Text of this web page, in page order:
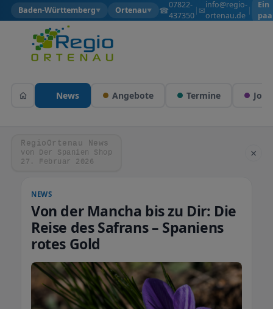
Baden-Württemberg▼ Ortenau▼ ☎07822-
437350
| ✉info@regio-
ortenau.de
|
Ein
News Angebote Termine Jobs
RegioOrtenau News
von Der Spanien Shop
27. Februar 2026
×
NEWS
Von der Mancha bis zu Dir: Die
Reise des Safrans – Spaniens
rotes Gold